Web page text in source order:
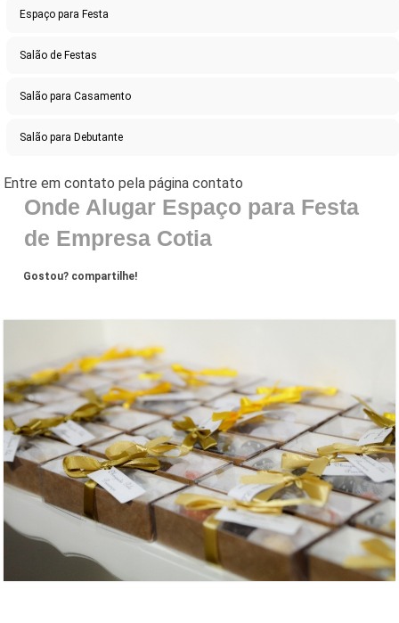
Espaço para Festa
Salão de Festas
Salão para Casamento
Salão para Debutante
Onde Alugar Espaço para Festa
de Empresa Cotia
Gostou? compartilhe!